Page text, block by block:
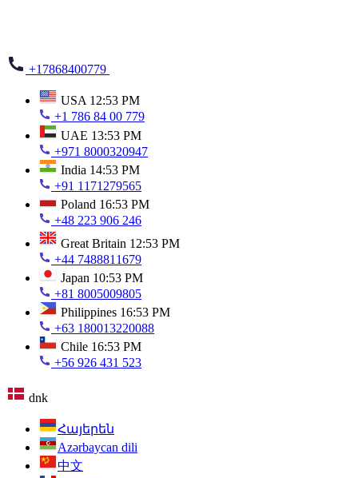
+17868400779
USA 12:53 PM
+1 786 84 00 779
UAE 13:53 PM
+971 8000320947
India 14:53 PM
+91 1171279565
Poland 16:53 PM
+48 223 906 246
Great Britain 12:53 PM
+44 7488811679
Japan 10:53 PM
+81 8005009805
Philippines 16:53 PM
+63 180013220088
Chile 16:53 PM
+56 926 431 523
dnk
Հայերեն
Azərbaycan dili
中文